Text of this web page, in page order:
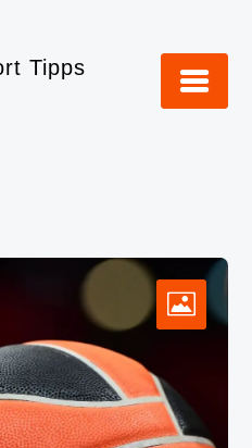
Tipps